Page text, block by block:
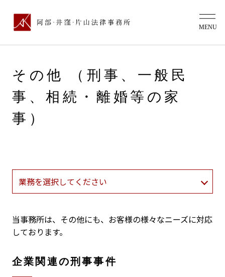
その他 （刑事、一般民
事、相続・離婚等の家
事）
当事務所は、その他にも、お客様の様々なニーズに対応
しております。
企業関連の刑事事件